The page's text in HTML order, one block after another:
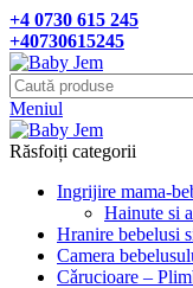
+4 0730 615 245
+40730615245
Meniul
Răsfoiți categorii
Ingrijire mama-
Hainute si
Hranire bebelusi
Camera
Cǎrucioare –